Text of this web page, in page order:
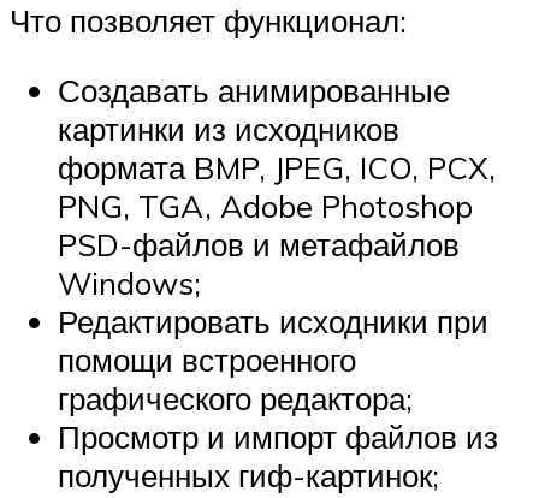
Что позволяет функционал:
Создавать анимированные
картинки из исходников
формата BMP, JPEG, ICO, PCX,
PNG, TGA, Adobe Photoshop
PSD-файлов и метафайлов
Windows;
Редактировать исходники при
помощи встроенного
графического редактора;
Просмотр и импорт файлов из
полученных гиф-картинок;